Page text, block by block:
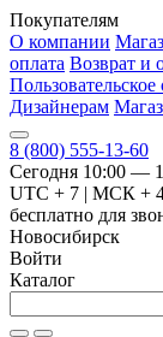
Покупателям
О компании
оплата Возврат и
Дизайнерам
8 (800) 555-13-60
Сегодня 10:00 —
UTC + 7 | МСК +
бесплатно для
Новосибирск
Войти
Каталог